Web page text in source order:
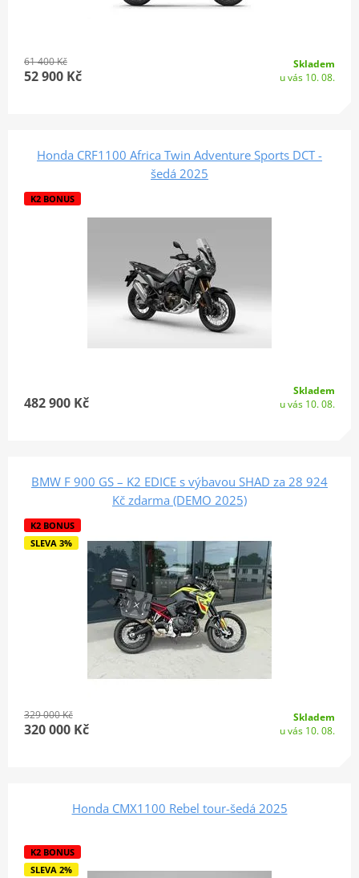
61 400 Kč
52 900 Kč
Skladem
u vás 10. 08.
Honda CRF1100 Africa Twin Adventure Sports DCT -
šedá 2025
K2 BONUS
482 900 Kč
Skladem
u vás 10. 08.
BMW F 900 GS – K2 EDICE s výbavou SHAD za 28 924
Kč zdarma (DEMO 2025)
K2 BONUS
SLEVA 3%
329 000 Kč
320 000 Kč
Skladem
u vás 10. 08.
Honda CMX1100 Rebel tour-šedá 2025
K2 BONUS
SLEVA 2%